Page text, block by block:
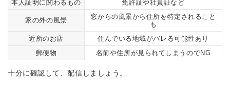
本人証明に関わるもの 免許証や社員証など
家の外の風景
窓からの風景から住所を特定されること
も
近所のお店
住んでいる地域がバレる可能性あり
郵便物
名前や住所が見られてしまうのでNG
十分に確認して、配信しましょう。